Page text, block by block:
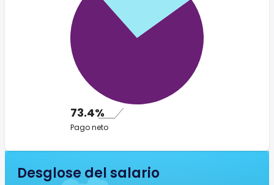
73.4%
Pago neto
Desglose del salario